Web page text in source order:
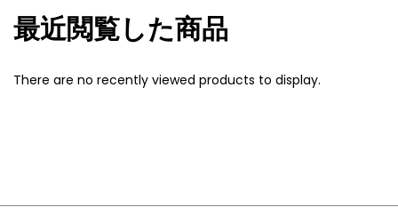
最近閲覧した商品
There are no recently viewed products to display.